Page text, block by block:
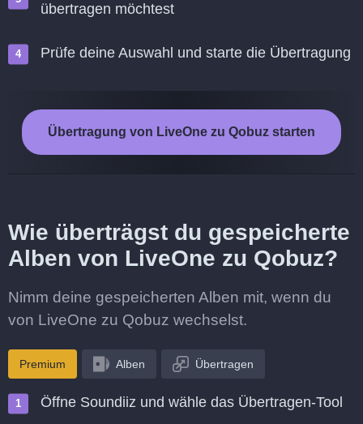
übertragen möchtest
Prüfe deine Auswahl und starte die Übertragung
Übertragung von LiveOne zu Qobuz starten
Wie überträgst du gespeicherte
Alben von LiveOne zu Qobuz?
Nimm deine gespeicherten Alben mit, wenn du
von LiveOne zu Qobuz wechselst.
Premium Alben Übertragen
Öffne Soundiiz und wähle das Übertragen-Tool